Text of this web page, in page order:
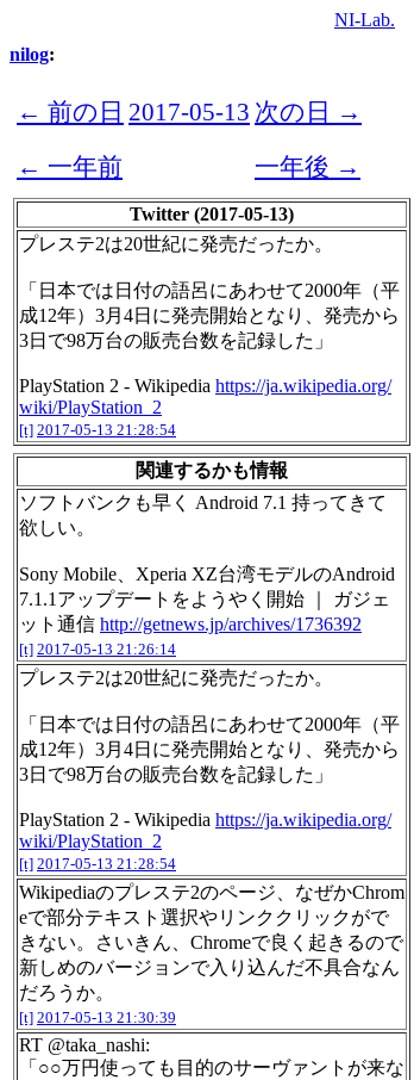
NI-Lab.
nilog:
← 前の日 2017-05-13 次の日 →
← 一年前
一年後 →
Twitter (2017-05-13)
プレステ2は20世紀に発売だったか。
「日本では日付の語呂にあわせて2000年（平
成12年）3月4日に発売開始となり、発売から
3日で98万台の販売台数を記録した」
PlayStation 2 - Wikipedia https://ja.wikipedia.org/
wiki/PlayStation_2
[t] 2017-05-13 21:28:54
関連するかも情報
ソフトバンクも早く Android 7.1 持ってきて
欲しい。
Sony Mobile、Xperia XZ台湾モデルのAndroid
7.1.1アップデートをようやく開始 ｜ ガジェ
ット通信 http://getnews.jp/archives/1736392
[t] 2017-05-13 21:26:14
プレステ2は20世紀に発売だったか。
「日本では日付の語呂にあわせて2000年（平
成12年）3月4日に発売開始となり、発売から
3日で98万台の販売台数を記録した」
PlayStation 2 - Wikipedia https://ja.wikipedia.org/
wiki/PlayStation_2
[t] 2017-05-13 21:28:54
Wikipediaのプレステ2のページ、なぜかChrom
eで部分テキスト選択やリンククリックがで
きない。さいきん、Chromeで良く起きるので
新しめのバージョンで入り込んだ不具合なん
だろうか。
[t] 2017-05-13 21:30:39
RT @taka_nashi:
「○○万円使っても目的のサーヴァントが来な